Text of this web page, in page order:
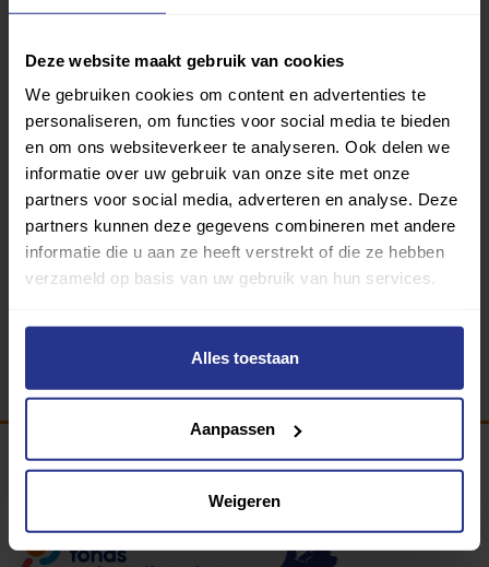
Deze website maakt gebruik van cookies
We gebruiken cookies om content en advertenties te
personaliseren, om functies voor social media te bieden
en om ons websiteverkeer te analyseren. Ook delen we
informatie over uw gebruik van onze site met onze
partners voor social media, adverteren en analyse. Deze
partners kunnen deze gegevens combineren met andere
informatie die u aan ze heeft verstrekt of die ze hebben
verzameld op basis van uw gebruik van hun services.
Alles toestaan
Aanpassen
Weigeren
Let op:de beoordelingen zijn gebaseerd op de
ervaringen van gebruikers die de vragenlijst hebben
beantwoord. Uniek Sporten is niet verantwoordelijk voor
de mening of oordelen van deze gebruikers.